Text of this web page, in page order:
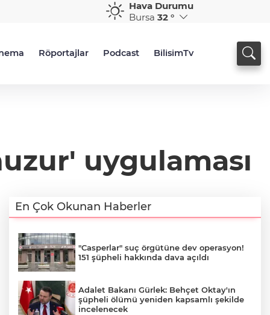
Hava Durumu
Bursa 32 °
Röportajlar Podcast BilisimTv
uygulaması
En Çok Okunan Haberler
"Casperlar" suç örgütüne dev operasyon!
151 şüpheli hakkında dava açıldı
Adalet Bakanı Gürlek: Behçet Oktay'ın
şüpheli ölümü yeniden kapsamlı şekilde
incelenecek